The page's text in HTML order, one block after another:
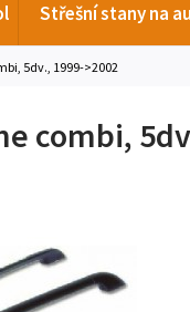
Střešní stany na
5dv., 1999->2002
combi,